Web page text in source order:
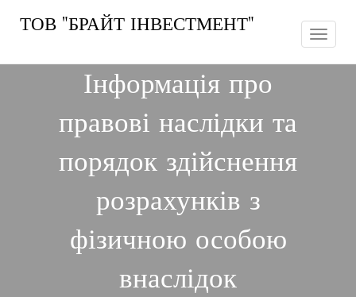
ТОВ "БРАЙТ ІНВЕСТМЕНТ" Toggle
navigation
Інформація про
правові наслідки та
порядок здійснення
розрахунків з
фізичною особою
внаслідок